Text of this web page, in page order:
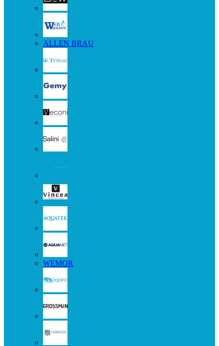
ALLEN BRAU
WEMOR